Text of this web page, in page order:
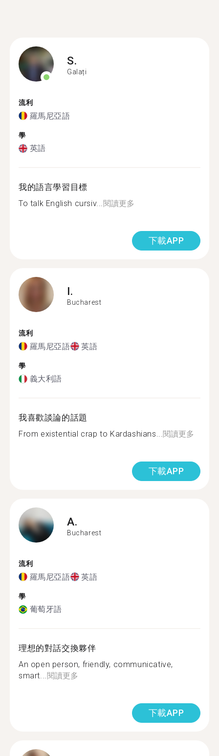
S.
Galați
流利
羅馬尼亞語
學
英語
我的語言學習目標
To talk English cursiv...閱讀更多
下載APP
I.
Bucharest
流利
羅馬尼亞語 英語
學
義大利語
我喜歡談論的話題
From existential crap to Kardashians...閱讀更多
下載APP
A.
Bucharest
流利
羅馬尼亞語 英語
學
葡萄牙語
理想的對話交換夥伴
An open person, friendly, communicative,
smart...閱讀更多
下載APP